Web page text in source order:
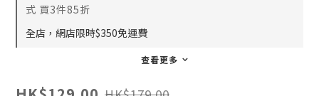
式 買3件85折
全店，網店限時$350免運費
查看更多